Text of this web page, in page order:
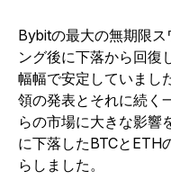
Bybitの最大の無期限
ング後に下落から回復
幅幅で安定 していまし
領の発表とそれに続く
らの市場に大きな影響
に下落したBTCとETH
らしました。